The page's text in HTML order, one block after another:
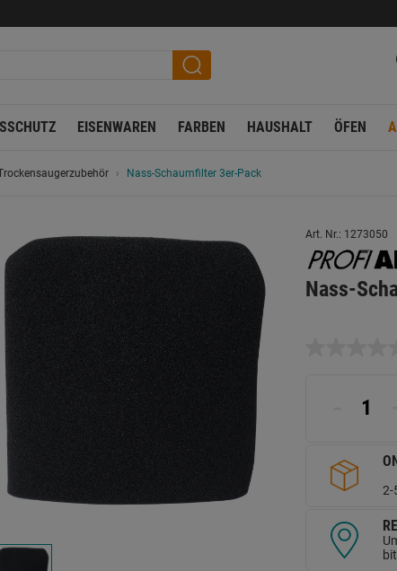
EISENWAREN FARBEN HAUSHALT ÖFEN
Nass-Schaumfilter 3er-Pack
Art. Nr.: 1273050
Nass-
2-